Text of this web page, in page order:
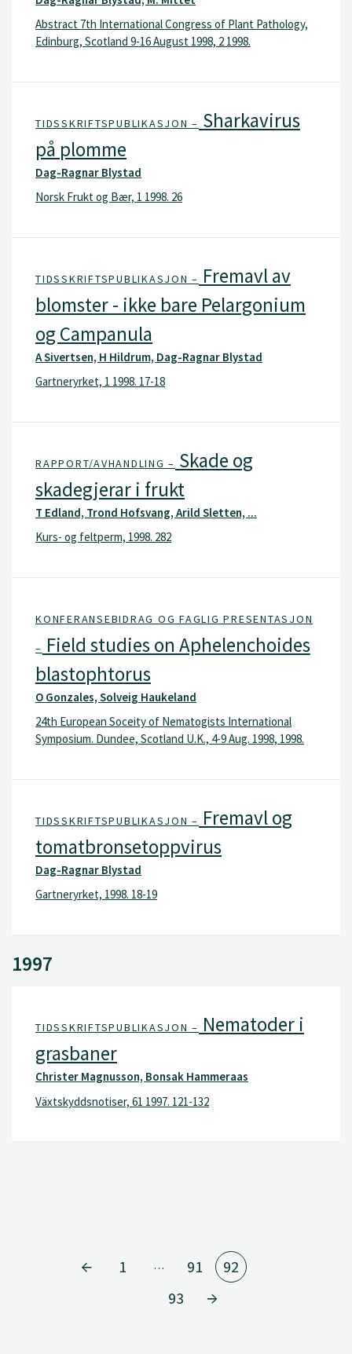
Abstract 7th International Congress of Plant Pathology,
Edinburg, Scotland 9-16 August 1998, 2 1998.
TIDSSKRIFTSPUBLIKASJON – Sharkavirus
på plomme
Dag-Ragnar Blystad
Norsk Frukt og Bær, 1 1998. 26
TIDSSKRIFTSPUBLIKASJON – Fremavl av
blomster - ikke bare Pelargonium
og Campanula
A Sivertsen, H Hildrum, Dag-Ragnar Blystad
Gartneryrket, 1 1998. 17-18
RAPPORT/AVHANDLING – Skade og
skadegjerar i frukt
T Edland, Trond Hofsvang, Arild Sletten, ...
Kurs- og feltperm, 1998. 282
KONFERANSEBIDRAG OG FAGLIG PRESENTASJON
– Field studies on Aphelenchoides
blastophtorus
O Gonzales, Solveig Haukeland
24th European Soceity of Nematogists International
Symposium. Dundee, Scotland U.K., 4-9 Aug. 1998, 1998.
TIDSSKRIFTSPUBLIKASJON – Fremavl og
tomatbronsetoppvirus
Dag-Ragnar Blystad
Gartneryrket, 1998. 18-19
1997
TIDSSKRIFTSPUBLIKASJON – Nematoder i
grasbaner
Christer Magnusson, Bonsak Hammeraas
Växtskyddsnotiser, 61 1997. 121-132
1 … 91
92
93